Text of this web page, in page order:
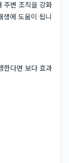
주변 조직을 강화
생에 도움이 됩니
한다면 보다 효과